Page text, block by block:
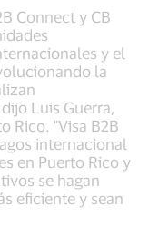
Connect y CB
y el
la
Luis Guerra,
Rico. "Visa B2B
internacional
en Puerto Rico y
se hagan
eficiente y sean